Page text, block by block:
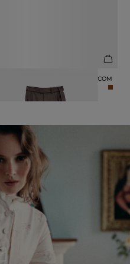
БРЮКИ ИЗ 100% ШЕРСТИ С ПОЯСОМ
12 990 ₽16 990 ₽